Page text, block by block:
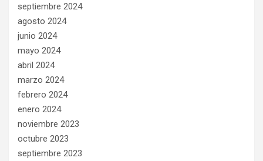
septiembre 2024
agosto 2024
junio 2024
mayo 2024
abril 2024
marzo 2024
febrero 2024
enero 2024
noviembre 2023
octubre 2023
septiembre 2023